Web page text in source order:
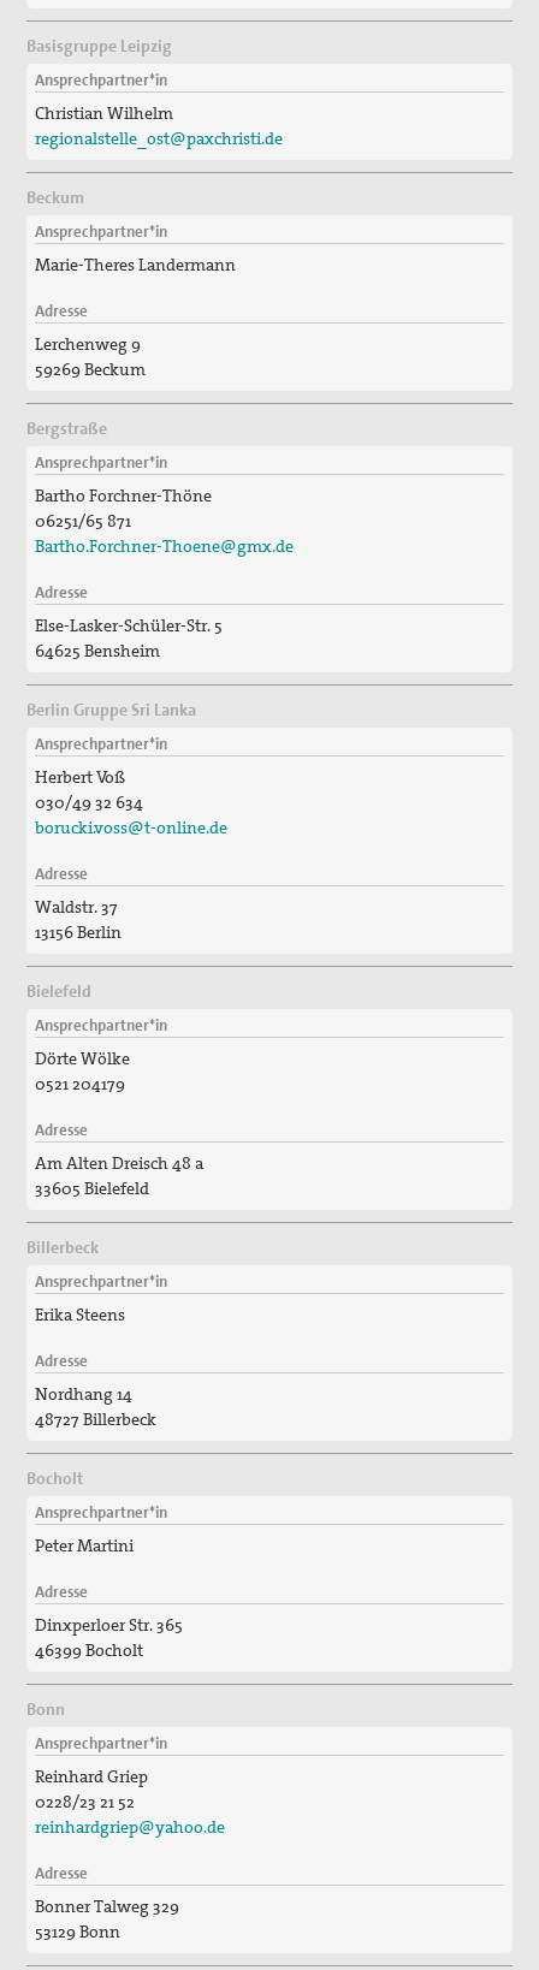
Unsere Pressemitteilungen und Stellungnahmen
Unser Kongress 2015: Gerechten Frieden weiter denken
Das Thema "Frieden" bei der ACK Baden-Württemberg
Pastoral"
Newsletter
Bausteine für Friedensgebete und anderes zum
Ukrainekonflikt
Basisgruppe Leipzig
Ansprechpartner*in
Christian Wilhelm
regionalstelle_ost@paxchristi.de
Beckum
Ansprechpartner*in
Marie-Theres Landermann
Adresse
Lerchenweg 9
59269 Beckum
Bergstraße
Ansprechpartner*in
Bartho Forchner-Thöne
06251/65 871
Bartho.Forchner-Thoene@gmx.de
Adresse
Else-Lasker-Schüler-Str. 5
64625 Bensheim
Berlin Gruppe Sri Lanka
Ansprechpartner*in
Herbert Voß
030/49 32 634
borucki.voss@t-online.de
Adresse
Waldstr. 37
13156 Berlin
Bielefeld
Ansprechpartner*in
Dörte Wölke
0521 204179
Adresse
Am Alten Dreisch 48 a
33605 Bielefeld
Billerbeck
Ansprechpartner*in
Erika Steens
Adresse
Nordhang 14
48727 Billerbeck
Bocholt
Ansprechpartner*in
Peter Martini
Adresse
Dinxperloer Str. 365
46399 Bocholt
Bonn
Ansprechpartner*in
Reinhard Griep
0228/23 21 52
reinhardgriep@yahoo.de
Adresse
Bonner Talweg 329
53129 Bonn